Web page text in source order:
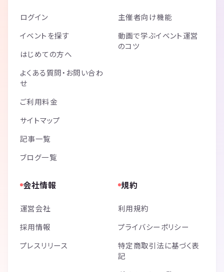
ログイン
イベントを探す
はじめての方へ
よくある質問・お問い合わ
せ
ご利用料金
サイトマップ
記事一覧
ブログ一覧
主催者向け機能
動画で学ぶイベント運営
のコツ
会社情報
運営会社
採用情報
プレスリリース
規約
利用規約
プライバシーポリシー
特定商取引法に基づく表
記